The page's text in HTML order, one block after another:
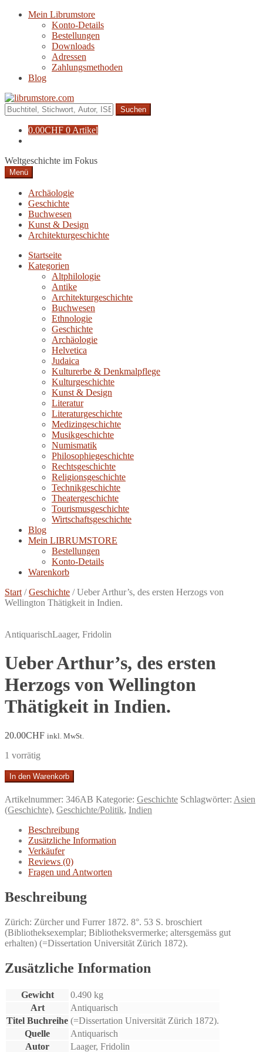
Navigation
Zum
Mein Librumstore
Konto-Details
Bestellungen
Downloads
Adressen
Zahlungsmethoden
Blog
Suche
nach:
0.00CHF 0 Artikel
Weltgeschichte im Fokus
Menü
Archäologie
Geschichte
Buchwesen
Kunst & Design
Architekturgeschichte
Startseite
Kategorien
Altphilologie
Antike
Architekturgeschichte
Buchwesen
Ethnologie
Geschichte
Archäologie
Helvetica
Judaica
Kulturerbe & Denkmalpflege
Kulturgeschichte
Kunst & Design
Literatur
Literaturgeschichte
Medizingeschichte
Musikgeschichte
Numismatik
Philosophiegeschichte
Rechtsgeschichte
Religionsgeschichte
Technikgeschichte
Theatergeschichte
Tourismusgeschichte
Wirtschaftsgeschichte
Blog
Mein LIBRUMSTORE
Bestellungen
Konto-Details
Warenkorb
Start /Geschichte /Ueber Arthur’s, des ersten Herzogs von
Wellington Thätigkeit in Indien.
AntiquarischLaager, Fridolin
Ueber Arthur’s, des ersten
Herzogs von Wellington
Thätigkeit in Indien.
20.00CHF inkl. MwSt.
1 vorrätig
Ueber
Arthur's,
des
ersten
Herzogs
Wellington
Thätigkeit
Indien.
In den Warenkorb
Artikelnummer: 346AB Kategorie: Geschichte Schlagwörter: Asien
(Geschichte), Geschichte/Politik, Indien
Beschreibung
Zusätzliche Information
Verkäufer
Reviews (0)
Fragen und Antworten
Beschreibung
Zürich: Zürcher und Furrer 1872. 8°. 53 S. broschiert
(Bibliotheksexemplar; Bibliotheksvermerke; altersgemäss gut
erhalten) (=Dissertation Universität Zürich 1872).
Zusätzliche Information
Gewicht
0.490 kg
Art
Antiquarisch
Titel Buchreihe (=Dissertation Universität Zürich 1872).
Quelle
Antiquarisch
Autor
Laager, Fridolin